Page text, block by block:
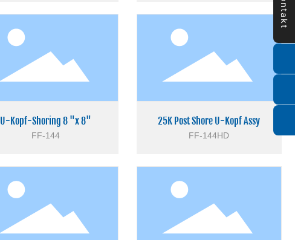
U-Kopf-Shoring 8 "x 8"
FF-144
25K Post Shore U-Kopf Assy
FF-144HD
Kontakt